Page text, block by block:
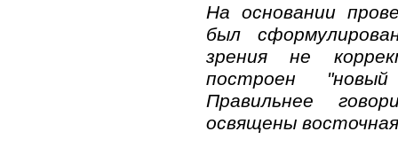
На основании
был
зрения не
построен
Правильнее
освящены